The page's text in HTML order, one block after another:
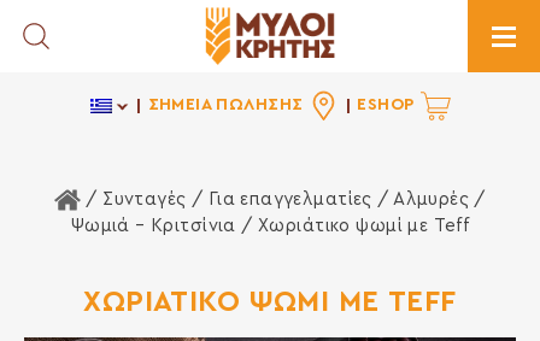
Toggle Search
ΣΗΜΕΙΑ ΠΩΛΗΣΗΣ ESHOP
Αρχική Σελίδα
/ Συνταγές / Για επαγγελματίες /Αλμυρές /
Ψωμιά – Κριτσίνια / Χωριάτικο ψωμί με Teff
ΧΩΡΙΑΤΙΚΟ ΨΩΜΙ ΜΕ TEFF